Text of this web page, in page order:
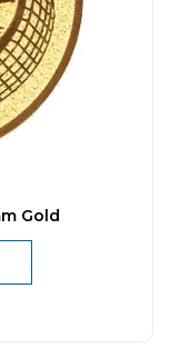
Gold